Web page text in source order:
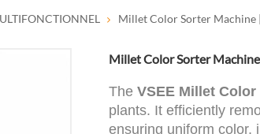
Millet Color Sorter Machine
Millet Color Sorter
TheVSEE Millet
plants. It efficiently
ensuring uniform color,